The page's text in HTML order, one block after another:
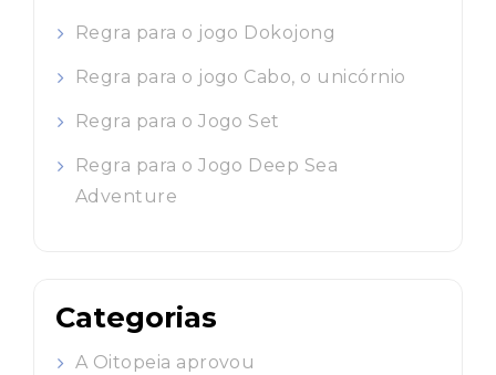
Regra para o jogo Dokojong
Regra para o jogo Cabo, o unicórnio
Regra para o Jogo Set
Regra para o Jogo Deep Sea
Adventure
Categorias
A Oitopeia aprovou